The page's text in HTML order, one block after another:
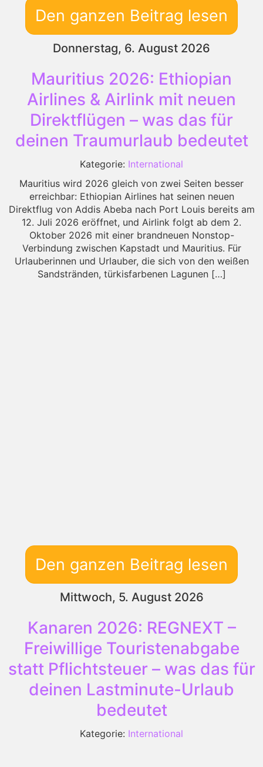
Den ganzen Beitrag lesen
Donnerstag, 6. August 2026
Mauritius 2026: Ethiopian
Airlines & Airlink mit neuen
Direktflügen – was das für
deinen Traumurlaub bedeutet
Kategorie: International
Mauritius wird 2026 gleich von zwei Seiten besser
erreichbar: Ethiopian Airlines hat seinen neuen
Direktflug von Addis Abeba nach Port Louis bereits am
12. Juli 2026 eröffnet, und Airlink folgt ab dem 2.
Oktober 2026 mit einer brandneuen Nonstop-
Verbindung zwischen Kapstadt und Mauritius. Für
Urlauberinnen und Urlauber, die sich von den weißen
Sandstränden, türkisfarbenen Lagunen […]
Den ganzen Beitrag lesen
Mittwoch, 5. August 2026
Kanaren 2026: REGNEXT –
Freiwillige Touristenabgabe
statt Pflichtsteuer – was das für
deinen Lastminute-Urlaub
bedeutet
Kategorie: International